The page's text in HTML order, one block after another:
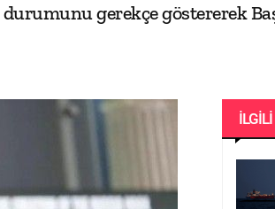
gerekçe göstererek